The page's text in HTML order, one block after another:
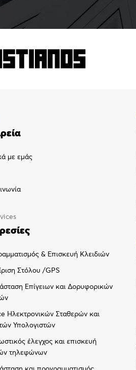
με εμάς
& Επισκευή Κλειδιών
Στόλου /GPS
Επίγειων και Δορυφορικών
Ηλεκτρονικών Σταθερών και
Υπολογιστών
έλεγχος και επισκευή
τηλεφώνων